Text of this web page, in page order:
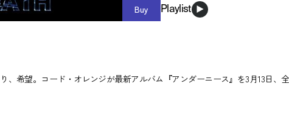
Buy Playlist
、希望。コード・オレンジが最新アルバム『アンダーニース』を3月13日、